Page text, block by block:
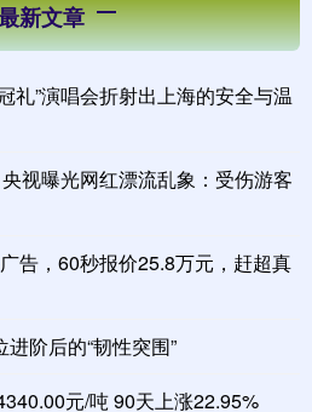
新文章
礼”演唱会折射出上海的安全与温
视曝光网红漂流乱象：受伤游客
告，60秒报价25.8万元，赶超真
阶后的“韧性突围”
元/吨 90天上涨22.95%